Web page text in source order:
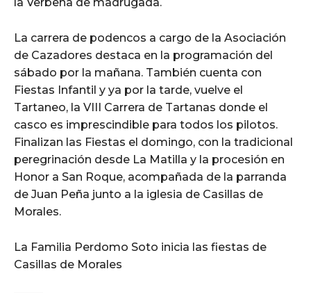
La carrera de podencos a cargo de la Asociación
de Cazadores destaca en la programación del
sábado por la mañana. También cuenta con
Fiestas Infantil y ya por la tarde, vuelve el
Tartaneo, la VIII Carrera de Tartanas donde el
casco es imprescindible para todos los pilotos.
Finalizan las Fiestas el domingo, con la tradicional
peregrinación desde La Matilla y la procesión en
Honor a San Roque, acompañada de la parranda
de Juan Peña junto a la iglesia de Casillas de
Morales.
La Familia Perdomo Soto inicia las fiestas de
Casillas de Morales